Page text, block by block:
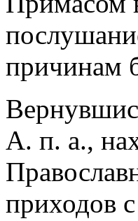
причинам
А. п. а.,
приходов